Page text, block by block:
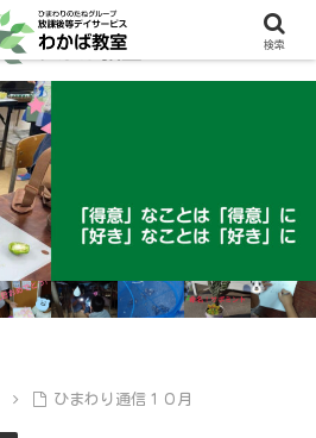
ひまわり通信１０月
検索